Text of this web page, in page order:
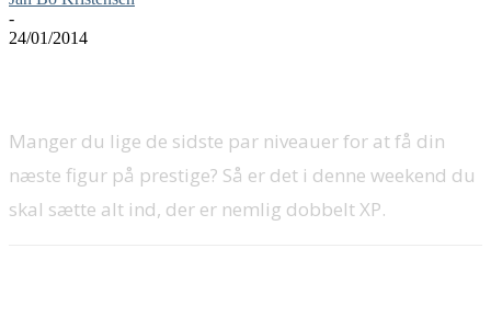
-
24/01/2014
Manger du lige de sidste par niveauer for at få din
næste figur på prestige? Så er det i denne weekend du
skal sætte alt ind, der er nemlig dobbelt XP.